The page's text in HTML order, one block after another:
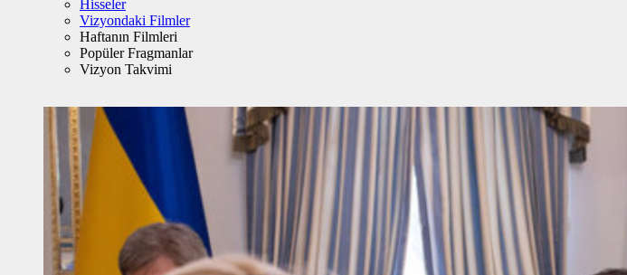
Hisseler
Vizyondaki Filmler
Haftanın Filmleri
Popüler Fragmanlar
Vizyon Takvimi